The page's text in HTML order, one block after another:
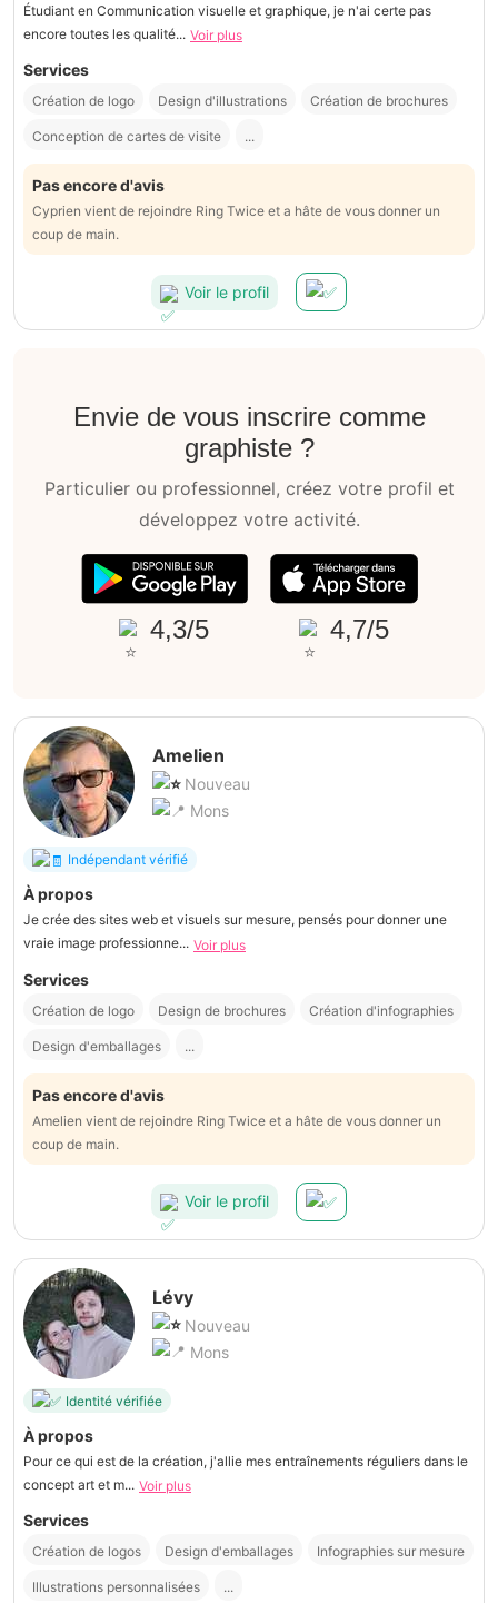
Étudiant en Communication visuelle et graphique, je n'ai certe pas
encore toutes les qualité... Voir plus
Services
Création de logo Design d'illustrations Création de brochures
Conception de cartes de visite ...
Pas encore d'avis
Cyprien vient de rejoindre Ring Twice et a hâte de vous donner un
coup de main.
Voir le profil
Envie de vous inscrire comme
graphiste ?
Particulier ou professionnel, créez votre profil et
développez votre activité.
4,3/5 4,7/5
Amelien
Nouveau
Mons
Indépendant vérifié
À propos
Je crée des sites web et visuels sur mesure, pensés pour donner une
vraie image professionne... Voir plus
Services
Création de logo Design de brochures Création d'infographies
Design d'emballages ...
Pas encore d'avis
Amelien vient de rejoindre Ring Twice et a hâte de vous donner un
coup de main.
Voir le profil
Lévy
Nouveau
Mons
Identité vérifiée
À propos
Pour ce qui est de la création, j'allie mes entraînements réguliers dans le
concept art et m... Voir plus
Services
Création de logos Design d'emballages Infographies sur mesure
Illustrations personnalisées ...